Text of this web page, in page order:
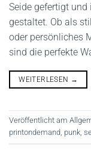
Seide gefertigt
gestaltet. Ob als
oder persönliches
sind die perfekte
WEITERLESEN →
Veröffentlicht am
printondemand punk